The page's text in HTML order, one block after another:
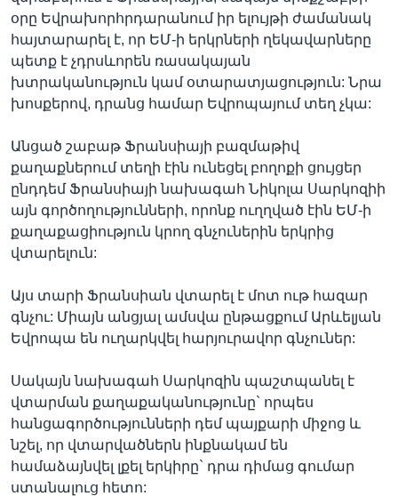
օրը Եվրախորհրդարանում իր ելույթի ժամանակ
հայտարարել է, որ ԵՄ-ի երկրների ղեկավարները
պետք է չդրսևորեն ռասակայան
խտրականություն կամ օտարատյացություն: Նրա
խոսքերով, դրանց համար Եվրոպայում տեղ չկա:
Անցած շաբաթ Ֆրանսիայի բազմաթիվ
քաղաքներում տեղի էին ունեցել բողոքի ցույցեր
ընդդեմ Ֆրանսիայի նախագահ Նիկոլա Սարկոզիի
այն գործողությունների, որոնք ուղղված էին ԵՄ-ի
քաղաքացիություն կրող գնչուներին երկրից
վտարելուն:
Այս տարի Ֆրանսիան վտարել է մոտ ութ հազար
գնչու: Միայն անցյալ ամսվա ընթացքում Արևելյան
Եվրոպա են ուղարկվել հարյուրավոր գնչուներ:
Սակայն նախագահ Սարկոզին պաշտպանել է
վտարման քաղաքականությունը` որպես
հանցագործությունների դեմ պայքարի միջոց և
նշել, որ վտարվածներն ինքնակամ են
համաձայնվել լքել երկիրը` դրա դիմաց գումար
ստանալուց հետո: